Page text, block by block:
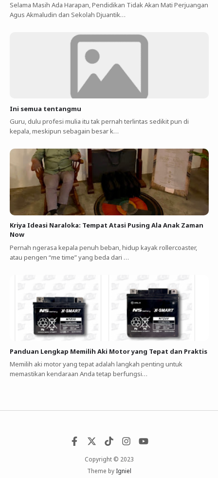
Selama Masih Ada Harapan, Pendidikan Tidak Akan Mati Perjuangan
Agus Akmaludin dan Sekolah Djuantik…
Ini semua tentangmu
Guru, dulu profesi mulia itu tak pernah terlintas sedikit pun di
kepala, meskipun sebagain besar k…
Kriya Ideasi Naraloka: Tempat Atasi Pusing Ala Anak Zaman
Now
Pernah ngerasa kepala penuh beban, hidup kayak rollercoaster,
atau pengen “me time” yang beda dari …
Panduan Lengkap Memilih Aki Motor yang Tepat dan Praktis
Memilih aki motor yang tepat adalah langkah penting untuk
memastikan kendaraan Anda tetap berfungsi…
Copyright © 2023
Theme by Igniel